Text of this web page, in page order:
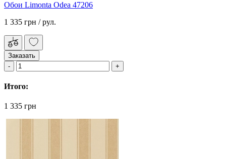
Обои Limonta Odea 47206
1 335 грн / рул.
Заказать
Итого:
1 335 грн